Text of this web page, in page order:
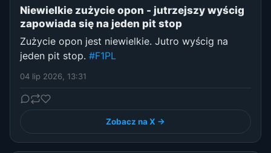
Niewielkie zużycie opon - jutrzejszy wyścig
zapowiada się na jeden pit stop
Zużycie opon jest niewielkie. Jutro wyścig na
jeden pit stop. #F1PL
04 lip 2026, 13:31
Zobacz na X →